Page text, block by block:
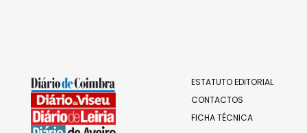
ESTATUTO EDITORIAL
CONTACTOS
FICHA TÉCNICA